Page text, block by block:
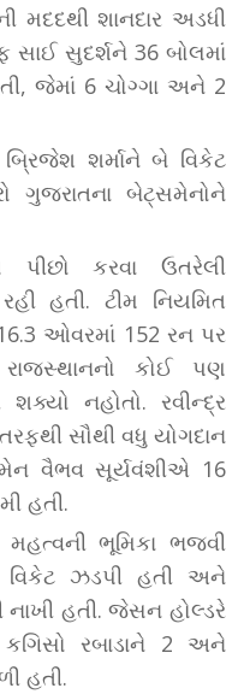
મદદથી શાનદાર અડધી
સાઈ સુદર્શને 36 બોલમાં
જેમાં 6 ચોગ્ગા અને 2
શર્માને બે વિકેટ
ગુજરાતના બેટ્સમેનોને
પીછો કરવા ઉતરેલી
હતી. ટીમ નિયમિત
ઓવરમાં 152 રન પર
કોઈ પણ
નહોતો. રવીન્દ્ર
સૌથી વધુ યોગદાન
વૈભવ સૂર્યવંશીએ 16
હતી.
મહત્વની ભૂમિકા ભજવી
ઝડપી હતી અને
નાખી હતી. જેસન હોલ્ડરે
રબાડાને 2 અને
હતી.